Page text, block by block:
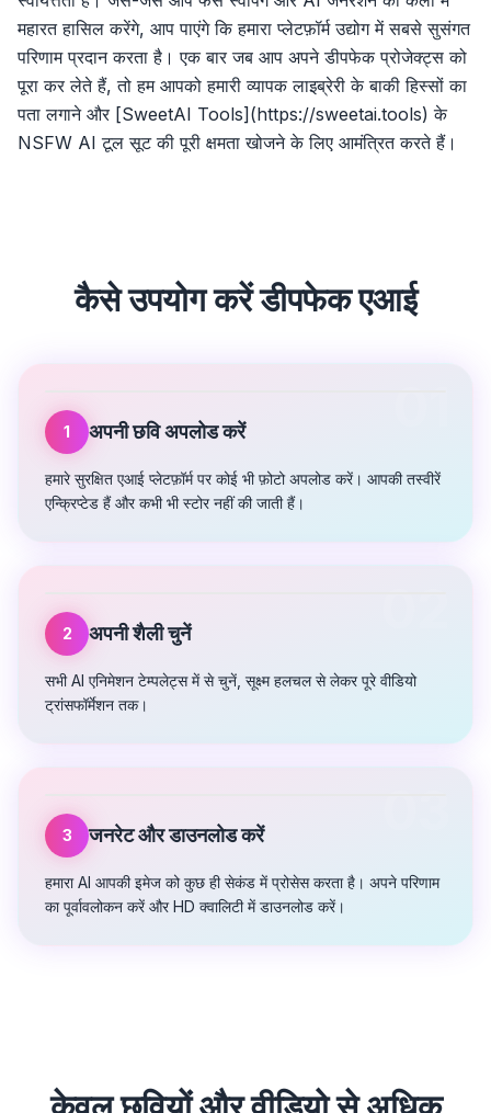
महारत हासिल करेंगे, आप पाएंगे कि हमारा प्लेटफ़ॉर्म उद्योग में सबसे सुसंगत
परिणाम प्रदान करता है। एक बार जब आप अपने डीपफेक प्रोजेक्ट्स को
पूरा कर लेते हैं, तो हम आपको हमारी व्यापक लाइब्रेरी के बाकी हिस्सों का
पता लगाने और [SweetAI Tools](https://sweetai.tools) के
NSFW AI टूल सूट की पूरी क्षमता खोजने के लिए आमंत्रित करते हैं।
कैसे उपयोग करेंडीपफेक एआई
1 अपनी छवि अपलोड करें
हमारे सुरक्षित एआई प्लेटफ़ॉर्म पर कोई भी फ़ोटो अपलोड करें। आपकी तस्वीरें
एन्क्रिप्टेड हैं और कभी भी स्टोर नहीं की जाती हैं।
2 अपनी शैली चुनें
सभी AI एनिमेशन टेम्पलेट्स में से चुनें, सूक्ष्म हलचल से लेकर पूरे वीडियो
ट्रांसफॉर्मेशन तक।
3 जनरेट और डाउनलोड करें
हमारा AI आपकी इमेज को कुछ ही सेकंड में प्रोसेस करता है। अपने परिणाम
का पूर्वावलोकन करें और HD क्वालिटी में डाउनलोड करें।